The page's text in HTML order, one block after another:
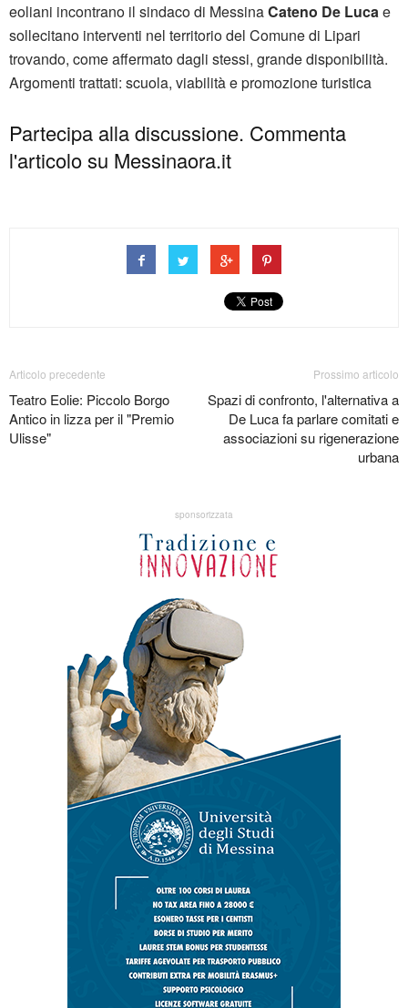
eoliani incontrano il sindaco di MessinaCateno De Lucae
sollecitano interventi nel territorio del Comune di Lipari
trovando, come affermato dagli stessi, grande disponibilità.
Argomenti trattati: scuola, viabilità e promozione turistica
Partecipa alla discussione. Commenta
l'articolo su Messinaora.it
Articolo precedente
Teatro Eolie: Piccolo Borgo
Antico in lizza per il "Premio
Ulisse"
Prossimo articolo
Spazi di confronto, l'alternativa a
De Luca fa parlare comitati e
associazioni su rigenerazione
urbana
sponsorizzata